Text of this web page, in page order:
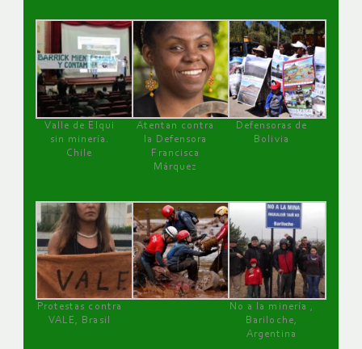
Valle de Elqui
sin minería.
Chile
Atentan contra
la Defensora
Francisca
Márquez
Defensoras de
Bolivia
Protestas contra
VALE, Brasil
No a la minería ,
Bariloche,
Argentina